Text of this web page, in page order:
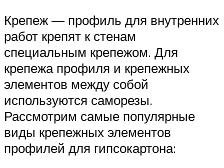
Крепеж — профиль для внутренних
работ крепят к стенам
специальным крепежом. Для
крепежа профиля и крепежных
элементов между собой
используются саморезы.
Рассмотрим самые популярные
виды крепежных элементов
профилей для гипсокартона: